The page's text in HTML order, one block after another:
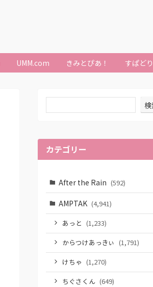
UMM.com きみとぴあ！ すぱどり
カテゴリー
After the Rain (592)
AMPTAK (4,941)
あっと (1,233)
からつけあっきぃ (1,791)
けちゃ (1,270)
ちぐさくん (649)